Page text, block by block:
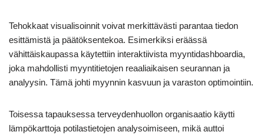
Tehokkaat visualisoinnit voivat merkittävästi parantaa tiedon
esittämistä ja päätöksentekoa. Esimerkiksi eräässä
vähittäiskaupassa käytettiin interaktiivista myyntidashboardia,
joka mahdollisti myyntitietojen reaaliaikaisen seurannan ja
analyysin. Tämä johti myynnin kasvuun ja varaston optimointiin.
Toisessa tapauksessa terveydenhuollon organisaatio käytti
lämpökarttoja potilastietojen analysoimiseen, mikä auttoi